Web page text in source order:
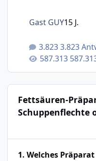
3.823
Gast GUY15 J.
Fettsäuren-
Schuppenflechte
1. Welches